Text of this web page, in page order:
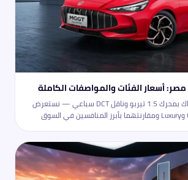
سيدان رياضي فاستباك بمحرك 1.5 تيربو وناقل DCT سباعي — نستعرض
أسعار فئتَي Comfort وLuxury ومقارنتهما بأبرز المنافسين في السوق